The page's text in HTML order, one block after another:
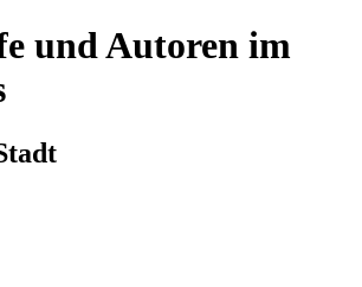
und Autoren im